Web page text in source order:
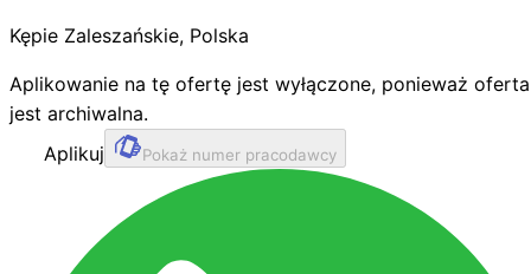
Kępie Zaleszańskie, Polska
Aplikowanie na tę ofertę jest wyłączone, ponieważ oferta
jest archiwalna.
Aplikuj
Pokaż numer pracodawcy